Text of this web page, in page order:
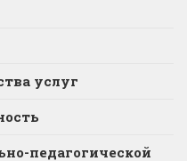
услуг
педагогической